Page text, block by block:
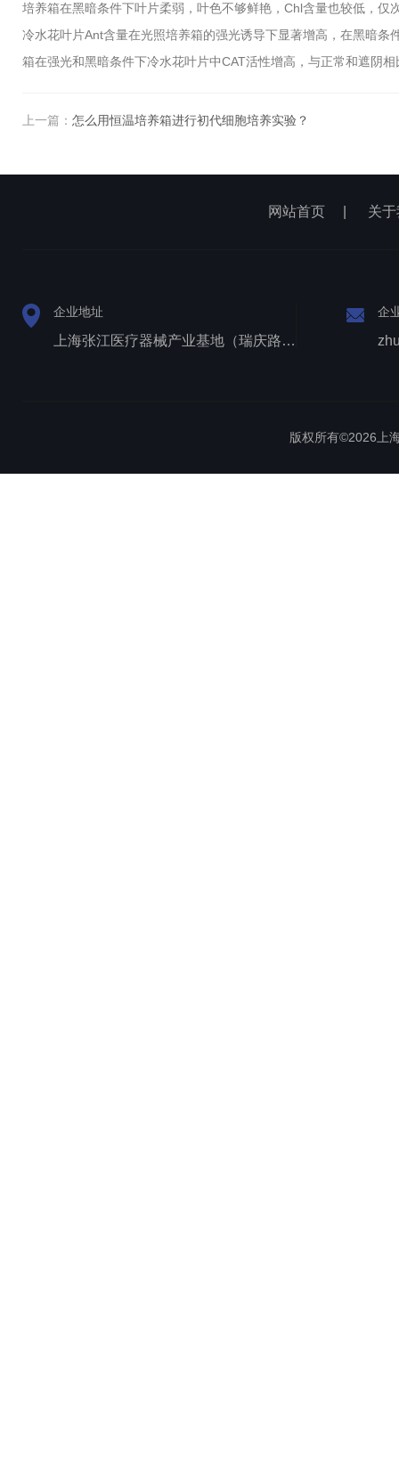
培养箱在黑暗条件下叶片柔弱，叶色不够鲜艳，Chl含量也较低，仅
冷水花叶片Ant含量在光照培养箱的强光诱导下显著增高，在黑暗
箱在强光和黑暗条件下冷水花叶片中CAT活性增高，与正常和遮阴
上一篇： 怎么用恒温培养箱进行初代细胞培养实验？
网站首页 关
企业地址
上海张江医疗器械产业基地（瑞庆路528号）
企
版权所有©2026